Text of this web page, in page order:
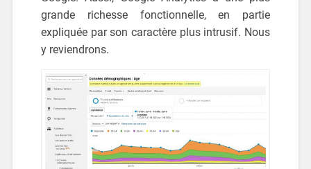
grande richesse fonctionnelle, en partie
expliquée par son caractère plus intrusif. Nous
y reviendrons.